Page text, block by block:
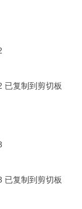
已复制到剪切板
已复制到剪切板